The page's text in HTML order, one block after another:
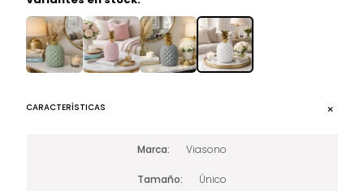
CARACTERÍSTICAS
Marca Viasono
Tamaño Único